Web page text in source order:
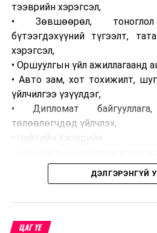
тээврийн хэрэгсэл,
• Зөвшөөрөл,
бүтээгдэхүүний түгээлт,
хэрэгсэл,
• Оршуулгын үйл ажиллагаанд
• Авто зам, хот тохижилт,
үйлчилгээ үзүүлдэг,
• Дипломат
төлөөлөгчдөд үйлчлэх,
• Сургууль, цэцэрлэг,
• Таних тэмдэг бүхий
ДЭЛГЭРЭНГҮЙ
ЦАГ ҮЕ